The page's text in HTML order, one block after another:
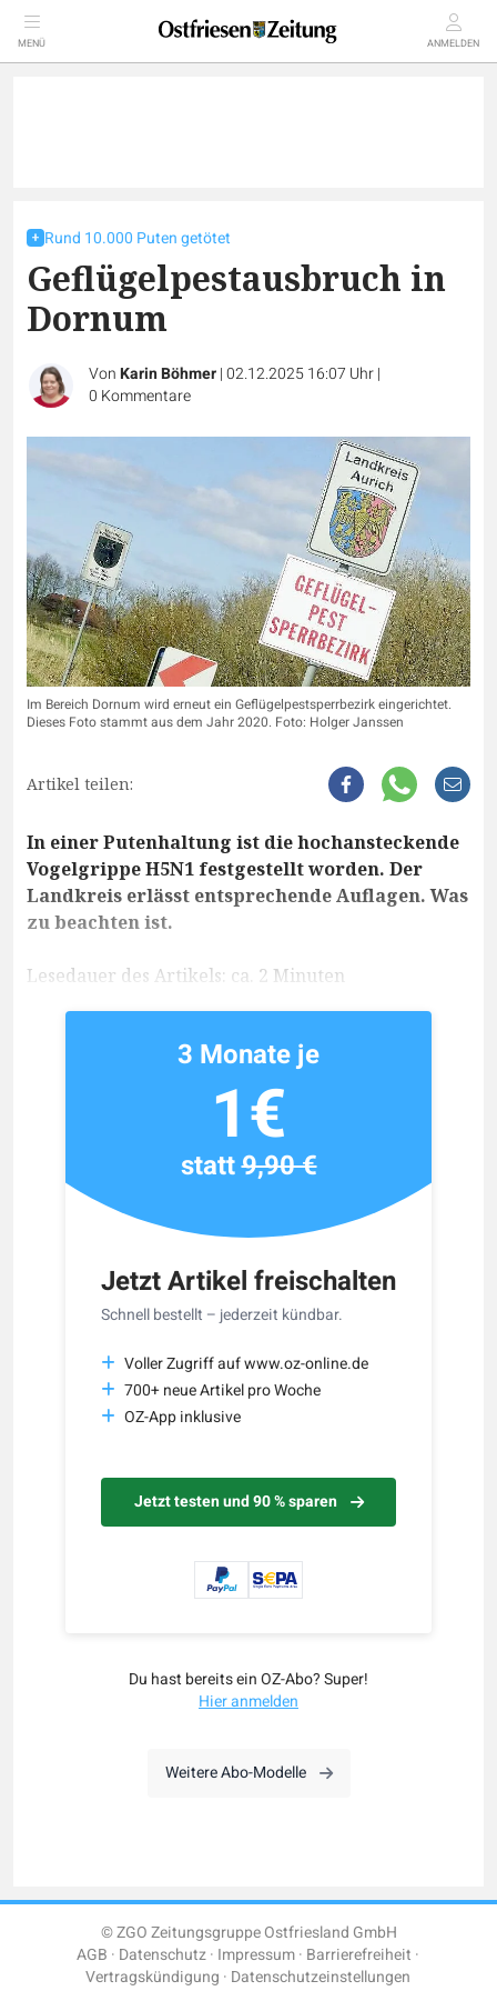
MENÜ ANMELDEN
Rund 10.000 Puten getötet
Geflügelpestausbruch in
Dornum
VonKarin Böhmer|02.12.2025 16:07 Uhr|
0 Kommentare
Im Bereich Dornum wird erneut ein Geflügelpestsperrbezirk eingerichtet.
Dieses Foto stammt aus dem Jahr 2020. Foto: Holger Janssen
Artikel teilen:
In einer Putenhaltung ist die hochansteckende
Vogelgrippe H5N1 festgestellt worden. Der
Landkreis erlässt entsprechende Auflagen. Was
zu beachten ist.
Lesedauer des Artikels: ca. 2 Minuten
Jetzt Artikel freischalten
Schnell bestellt – jederzeit kündbar.
Voller Zugriff auf www.oz-online.de
700+ neue Artikel pro Woche
OZ-App inklusive
Jetzt testen und 90 % sparen
3 Monate je
1€
statt9,90 €
Du hast bereits ein OZ-Abo? Super!
Hier anmelden
Weitere Abo-Modelle
© ZGO Zeitungsgruppe Ostfriesland GmbH
AGB Datenschutz Impressum Barrierefreiheit
Vertragskündigung Datenschutzeinstellungen